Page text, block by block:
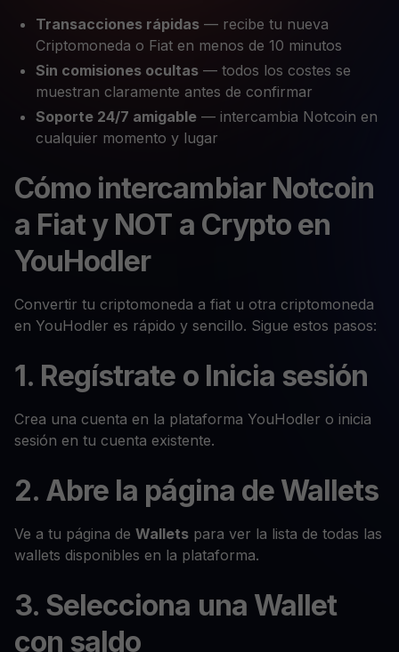
Transacciones rápidas — recibe tu nueva
Criptomoneda o Fiat en menos de 10 minutos
Sin comisiones ocultas — todos los costes se
muestran claramente antes de confirmar
Soporte 24/7 amigable — intercambia Notcoin en
cualquier momento y lugar
Cómo intercambiar Notcoin
a Fiat y NOT a Crypto en
YouHodler
Convertir tu criptomoneda a fiat u otra criptomoneda
en YouHodler es rápido y sencillo. Sigue estos pasos:
1. Regístrate o Inicia sesión
Crea una cuenta en la plataforma YouHodler o inicia
sesión en tu cuenta existente.
2. Abre la página de Wallets
Ve a tu página de Wallets para ver la lista de todas las
wallets disponibles en la plataforma.
3. Selecciona una Wallet
con saldo